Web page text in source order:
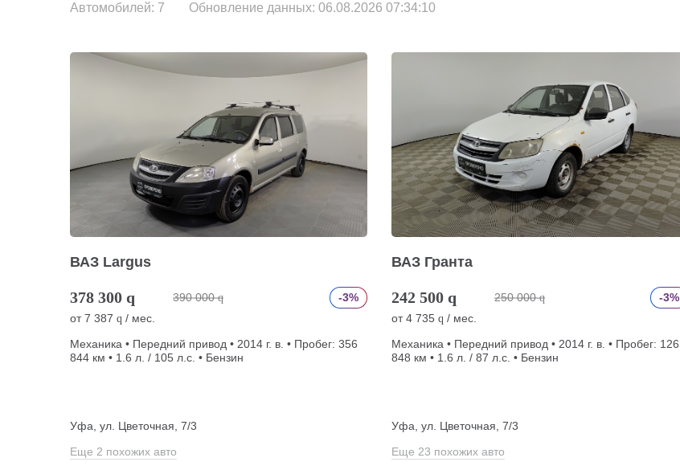
Автомобилей: 7 Обновление данных: 06.08.2026 07:34:10
ВАЗ Largus
378 300 q 390 000 q
-3%
от7 387 q / мес.
Механика • Передний привод • 2014 г. в. • Пробег: 356
844 км • 1.6 л. / 105 л.с. • Бензин
Уфа, ул. Цветочная, 7/3
Еще 2 похожих авто
ВАЗ Гранта
242 500 q 250 000 q
-3%
от4 735 q / мес.
Механика • Передний привод • 2014 г. в. • Пробег: 126
848 км • 1.6 л. / 87 л.с. • Бензин
Уфа, ул. Цветочная, 7/3
Еще 23 похожих авто